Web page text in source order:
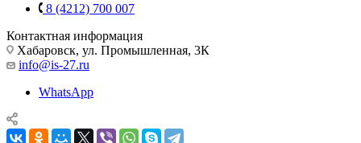
8 (4212) 700 007
Контактная информация
Хабаровск, ул. Промышленная, 3К
info@is-27.ru
WhatsApp